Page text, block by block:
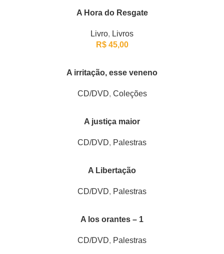
A Hora do Resgate
Livro, Livros
R$45,00
A irritação, esse veneno
CD/DVD, Coleções
A justiça maior
CD/DVD, Palestras
A Libertação
CD/DVD, Palestras
A los orantes – 1
CD/DVD, Palestras